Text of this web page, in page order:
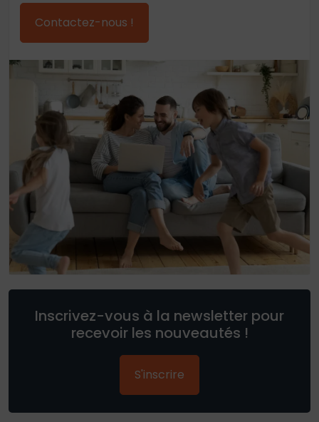
Contactez-nous !
Inscrivez-vous à la newsletter pour
recevoir les nouveautés !
S'inscrire